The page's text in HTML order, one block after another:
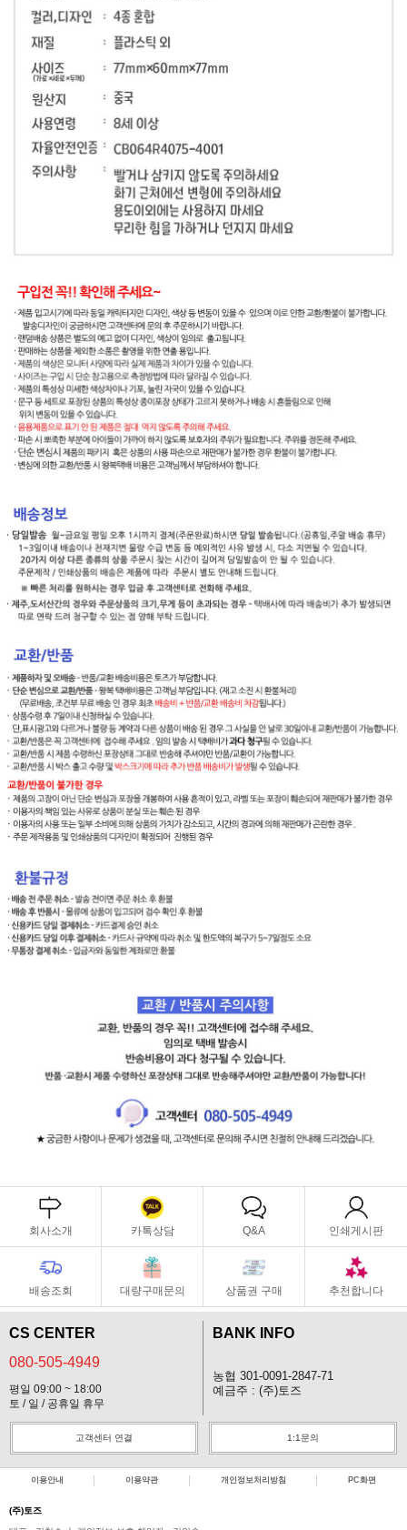
회사소개 카톡상담 Q&A 인쇄게시판
배송조회 대량구매문의 상품권 구매 추천합니다
CS CENTER
080-505-4949
평일 09:00 ~ 18:00
토 / 일 / 공휴일 휴무
BANK INFO
농협 301-0091-2847-71
예금주 : (주)토즈
고객센터 연결 1:1문의
이용안내 이용약관 개인정보처리방침 PC화면
(주)토즈